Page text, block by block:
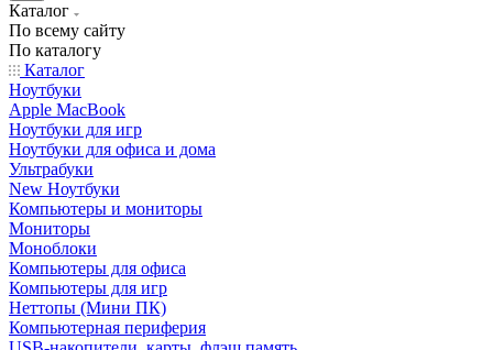
Каталог
По всему сайту
По каталогу
Каталог
Ноутбуки
Apple MacBook
Ноутбуки для игр
Ноутбуки для офиса и дома
Ультрабуки
New Ноутбуки
Компьютеры и мониторы
Мониторы
Моноблоки
Компьютеры для офиса
Компьютеры для игр
Неттопы (Мини ПК)
Компьютерная периферия